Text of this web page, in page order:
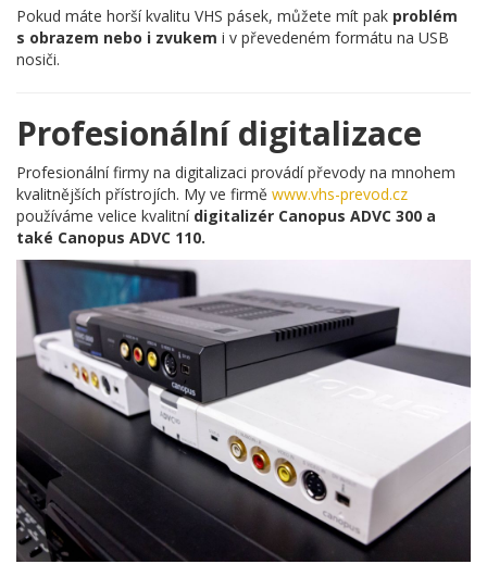
Pokud máte horší kvalitu VHS pásek, můžete mít pak problém
s obrazem nebo i zvukem i v převedeném formátu na USB
nosiči.
Profesionální digitalizace
Profesionální firmy na digitalizaci provádí převody na mnohem
kvalitnějších přístrojích. My ve firmě www.vhs-prevod.cz
používáme velice kvalitní digitalizér Canopus ADVC 300 a
také Canopus ADVC 110.